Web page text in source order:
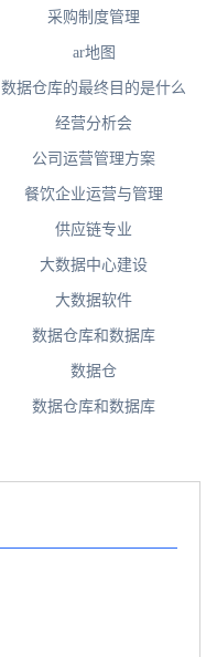
采购制度管理
ar地图
数据仓库的最终目的是什么
经营分析会
公司运营管理方案
餐饮企业运营与管理
供应链专业
大数据中心建设
大数据软件
数据仓库和数据库
数据仓
数据仓库和数据库